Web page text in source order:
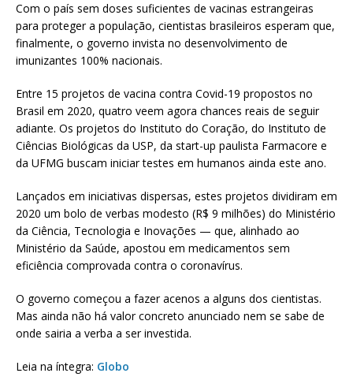
Com o país sem doses suficientes de vacinas estrangeiras
para proteger a população, cientistas brasileiros esperam que,
finalmente, o governo invista no desenvolvimento de
imunizantes 100% nacionais.
Entre 15 projetos de vacina contra Covid-19 propostos no
Brasil em 2020, quatro veem agora chances reais de seguir
adiante. Os projetos do Instituto do Coração, do Instituto de
Ciências Biológicas da USP, da start-up paulista Farmacore e
da UFMG buscam iniciar testes em humanos ainda este ano.
Lançados em iniciativas dispersas, estes projetos dividiram em
2020 um bolo de verbas modesto (R$ 9 milhões) do Ministério
da Ciência, Tecnologia e Inovações — que, alinhado ao
Ministério da Saúde, apostou em medicamentos sem
eficiência comprovada contra o coronavírus.
O governo começou a fazer acenos a alguns dos cientistas.
Mas ainda não há valor concreto anunciado nem se sabe de
onde sairia a verba a ser investida.
Leia na íntegra: Globo